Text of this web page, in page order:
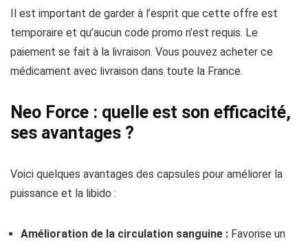
Il est important de garder à l’esprit que cette offre est
temporaire et qu’aucun code promo n’est requis. Le
paiement se fait à la livraison. Vous pouvez acheter ce
médicament avec livraison dans toute la France.
Neo Force : quelle est son efficacité,
ses avantages ?
Voici quelques avantages des capsules pour améliorer la
puissance et la libido :
Amélioration de la circulation sanguine : Favorise un